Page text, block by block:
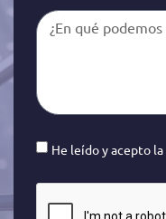
He leído y acepto la